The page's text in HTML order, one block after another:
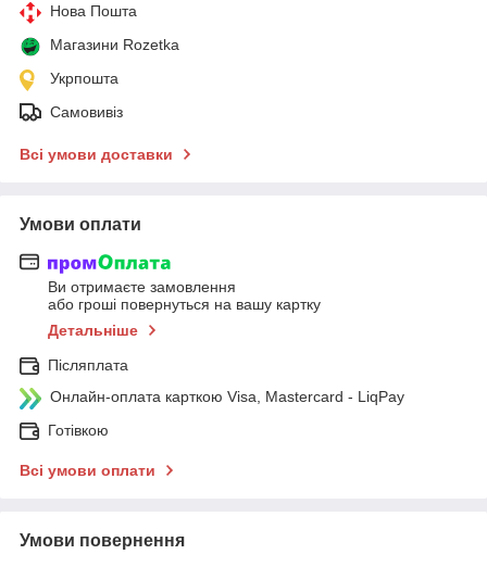
Нова Пошта
Магазини Rozetka
Укрпошта
Самовивіз
Всі умови доставки
Умови оплати
Ви отримаєте замовлення
або гроші повернуться на вашу картку
Детальніше
Післяплата
Онлайн-оплата карткою Visa, Mastercard - LiqPay
Готівкою
Всі умови оплати
Умови повернення